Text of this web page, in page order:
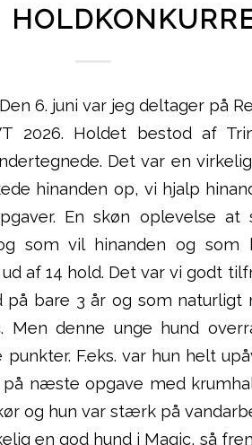
Den 6. juni var jeg deltager på
2026. Holdet bestod af
Det var en
hinanden op, vi hjalp
En skøn oplevelse
som vil hinanden og
af 14 hold. Det var vi godt
på bare 3 år og som naturligt
denne unge hund
F.eks. var hun helt
næste opgave med
og hun var stærk på
en god hund i Magic, så